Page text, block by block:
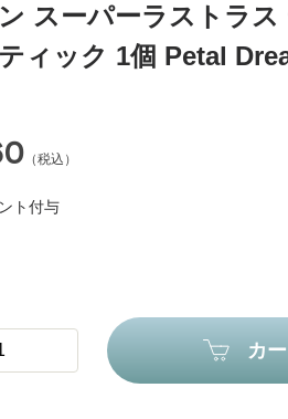
スーパーラストラ
ィック 1個 Petal
（税込）
ト付与
カ